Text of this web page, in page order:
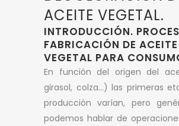
ACEITE VEGETAL.
INTRODUCCIÓN.
FABRICACIÓN DE ACEITE
VEGETAL PARA
En función del origen del
girasol, colza…) las primeras
producción varían, pero
podemos hablar de